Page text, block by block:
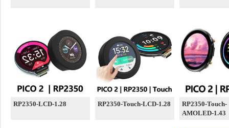
RP2350-LCD-1.28 RP2350-Touch-LCD-1.28
RP2350-Touch-
AMOLED-1.43